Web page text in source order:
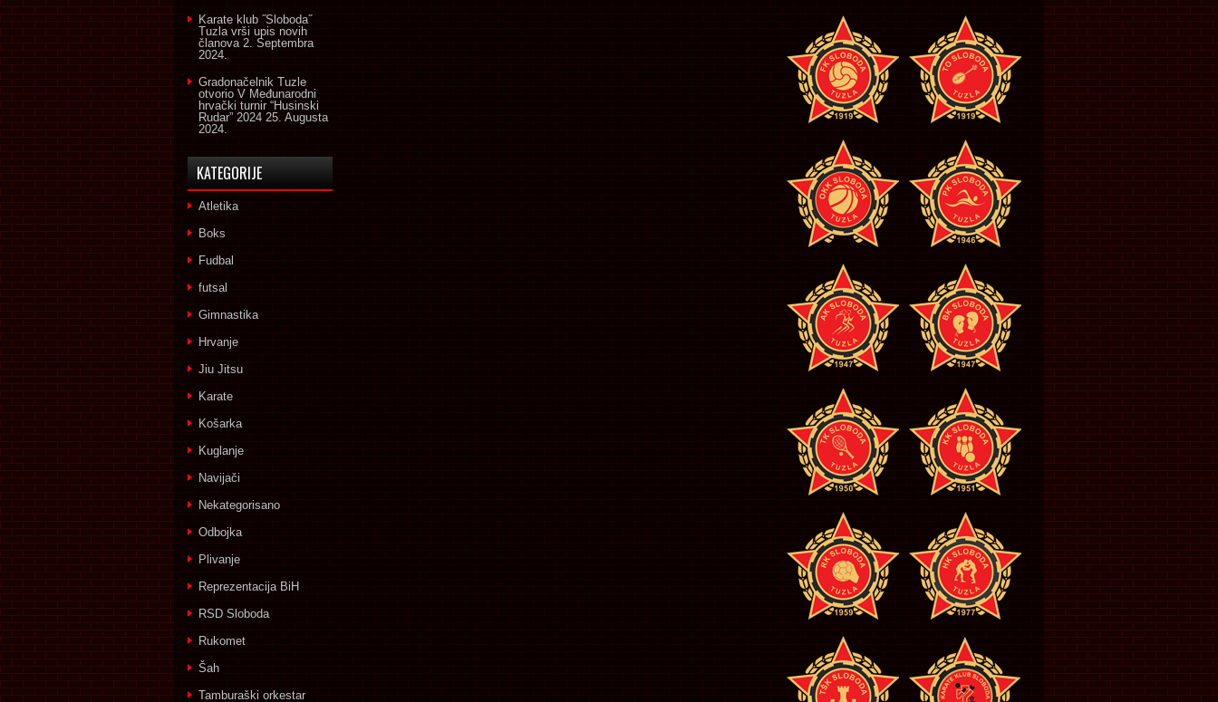
Karate klub ˝Sloboda˝
Tuzla vrši upis novih
članova 2. Septembra
2024.
Gradonačelnik Tuzle
otvorio V Međunarodni
hrvački turnir “Husinski
Rudar” 2024 25. Augusta
2024.
KATEGORIJE
Atletika
Boks
Fudbal
futsal
Gimnastika
Hrvanje
Jiu Jitsu
Karate
Košarka
Kuglanje
Navijači
Nekategorisano
Odbojka
Plivanje
Reprezentacija BiH
RSD Sloboda
Rukomet
Šah
Tamburaški orkestar